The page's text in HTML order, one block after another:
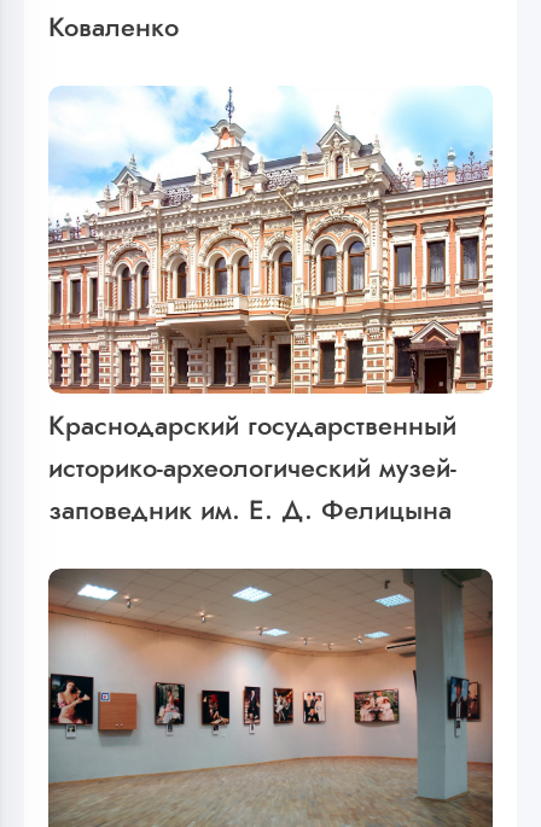
Коваленко
Краснодарский государственный
историко-археологический музей-
заповедник им. Е. Д. Фелицына